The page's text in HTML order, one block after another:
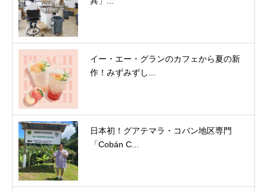
イー・エー・グランのカフェから夏の新
作！みずみずし...
日本初！グアテマラ・コバン地区専門
「Cobán C...